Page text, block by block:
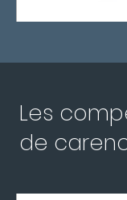
Les
de